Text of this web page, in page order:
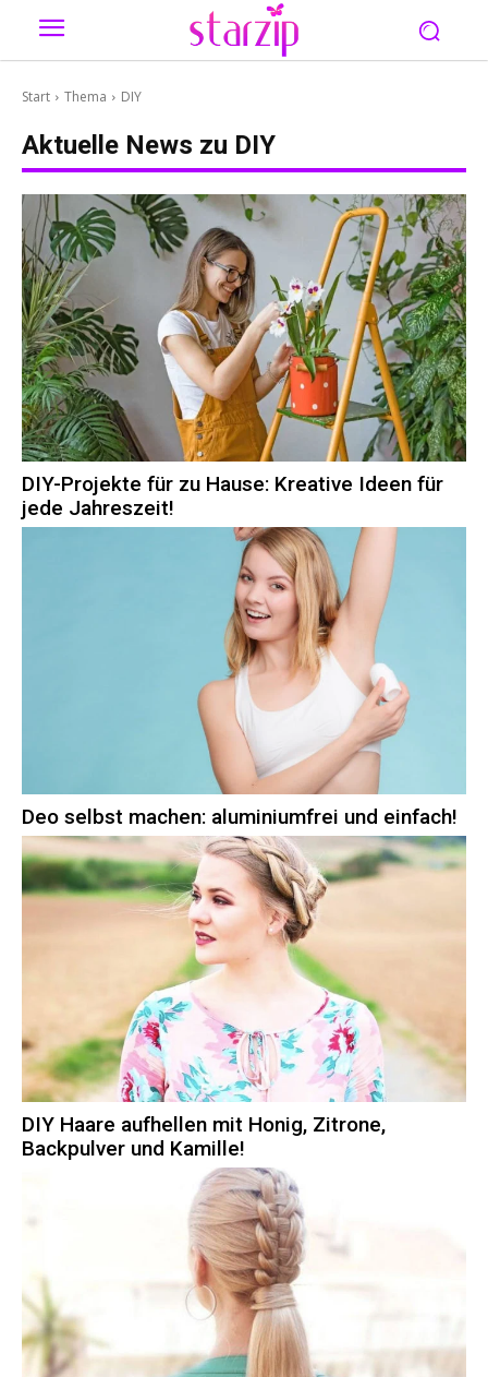
Start Thema DIY
Aktuelle News zu DIY
DIY-Projekte für zu Hause: Kreative Ideen für
jede Jahreszeit!
Deo selbst machen: aluminiumfrei und einfach!
DIY Haare aufhellen mit Honig, Zitrone,
Backpulver und Kamille!